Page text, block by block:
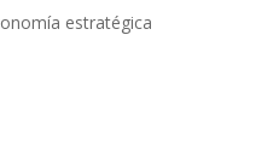
estratégica